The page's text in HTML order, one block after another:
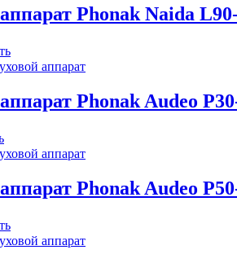
Phonak Naida
Phonak Audeo
Phonak Audeo